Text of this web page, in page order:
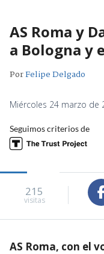
AS Roma y
a Bologna y
PorFelipe Delgado
Miércoles 24 marzo de
Seguimos criterios de
215
visitas
AS Roma, con el